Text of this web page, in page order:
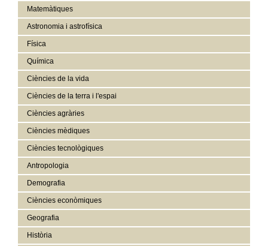
Matemàtiques
Astronomia i astrofísica
Física
Química
Ciències de la vida
Ciències de la terra i l'espai
Ciències agràries
Ciències mèdiques
Ciències tecnològiques
Antropologia
Demografia
Ciències econòmiques
Geografia
Història